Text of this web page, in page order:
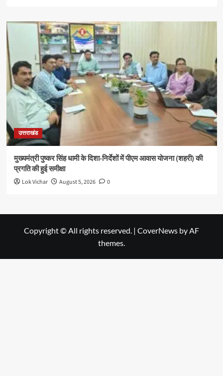
उत्तराखंड
मुख्यमंत्री पुष्कर सिंह धामी के दिशा-निर्देशों में पीएम आवास योजना (शहरी) की
प्रगति की हुई समीक्षा
Lok Vichar August 5, 2026 0
Copyright © All rights reserved. | CoverNews by AF
themes.